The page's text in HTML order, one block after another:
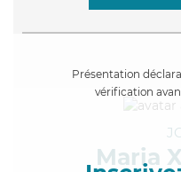
Présentation
vérification
Maria